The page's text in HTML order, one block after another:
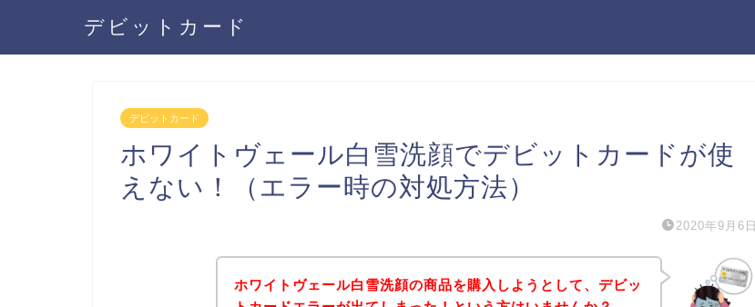
デビットカード
デビットカード
ホワイトヴェール白雪洗顔でデビットカードが使
えない！（エラー時の対処方法）
2020年9月6日
ホワイトヴェール白雪洗顔の商品を購入しようとして、デビッ